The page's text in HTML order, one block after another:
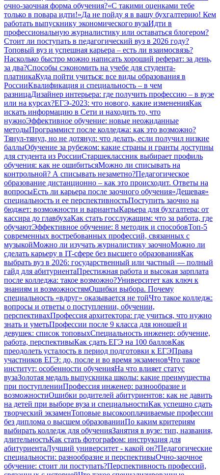
очно-заочная форма обучения?«С такими оценками тебе
только в повара идти!»Да не пойду я в вашу бухгалтерию! Кем
работать выпускнику экономического вузаИдти в
профессиональную журналистику или оставаться блогером?
Стоит ли поступать в педагогический вуз в 2026 году?
Топовый вуз и успешная карьера – есть ли взаимосвязь?
Насколько быстро можно написать хороший реферат: за день,
за два?Способы сэкономить на учебе для студента-
платникаКуда пойти учиться: все виды образования в
РоссииКвалификация и специальность – в чем
разницаДизайнер интерьера: где получить профессию – в вузе
или на курсах?ЕГЭ-2023: что нового, какие измененияКак
искать информацию в Сети и находить то, что
нужноЭффективное обучение: новые неожиданные
методыПрограммист после колледжа: как это возможно?
Тянул-тянул, но не дотянул: что делать, если получил низкие
баллыОбучение за рубежом: какие страны и гранты доступны
для студента из РоссииСтаршеклассник выбирает профиль
обучения: как не ошибитьсяМожно ли списывать на
контрольной? А списывать незаметно?Педагогическое
образование дистанционно – как это происходит. Ответы на
вопросыЕсть ли карьера после заочного обучения«Дешевая»
специальность и ее перспективностьПоступить заочно на
бюджет: возможности и вариантыКарьера для бухгалтера: от
кассира до главбухаКак стать госслужащим: что за работа, где
обучаютЭффективное обучение: 8 методик и способовТоп-5
современных востребованных профессий, связанных с
музыкойМожно ли изучать журналистику заочноМожно ли
сделать карьеру в IT-сфере без высшего образованияКак
выбрать вуз в 2026: государственный или частный — полный
гайд для абитуриентаПрестижная работа и высокая зарплата
после колледжа: такое возможно?Университет как ключ к
знаниям и возможностямОшибки выбора. Почему
специальность «вдруг» оказывается не тойЧто такое колледж:
вопросы и ответы о поступлении, обучении,
перспективахПрофессия архитектора: где учиться, что нужно
знать и уметьПрофессии после 9 класса для юношей и
девушек: список топовыхСпециальность инженер: обучение,
работа, перспективыКак сдать ЕГЭ на 100 балловКак
преодолеть усталость в период подготовки к ЕГЭПрава
участников ЕГЭ: до, после и во время экзаменовЧто такое
институт: особенности обученияНа что влияет статус
вузаЗолотая медаль выпускника школы: какие преимущества
при поступленииПрофессия инженер: разнообразие и
возможностиОшибки родителей абитуриентов: как не давить
на детей при выборе вуза и специальностиКак успешно сдать
творческий экзаменТоповые высокооплачиваемые профессии
без диплома о высшем образованииПо каким критериям
выбирать колледж для обученияЗанятия в вузе: тип, названия,
длительностьКак стать фотографом: инструкция для
абитуриентаЛучший университет - какой он?Педагогические
специальности: разнообразие и перспективыОчно-заочное
обучение: стоит ли поступать?Перспективность профессий,